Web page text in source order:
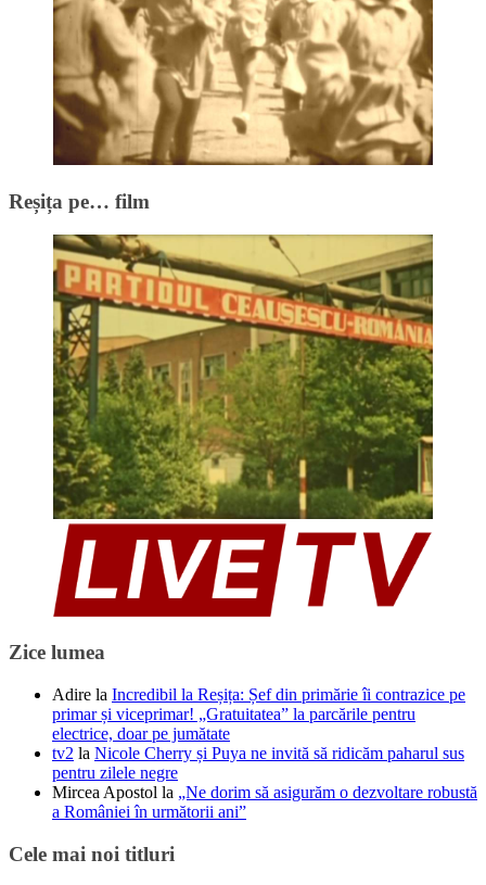
Reșița pe… film
Zice lumea
Adire la Incredibil la Reșița: Șef din primărie îi contrazice pe
primar și viceprimar! „Gratuitatea” la parcările pentru
electrice, doar pe jumătate
tv2 la Nicole Cherry și Puya ne invită să ridicăm paharul sus
pentru zilele negre
Mircea Apostol la „Ne dorim să asigurăm o dezvoltare robustă
a României în următorii ani”
Cele mai noi titluri